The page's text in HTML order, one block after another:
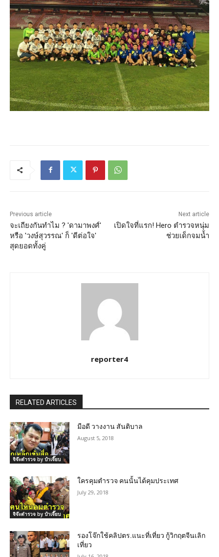
Previous article
จะเถียงกันทำไม ? 'ดามาพงศ์'
หรือ 'วงษ์สุวรรณ' ก็ 'ดีต่อใจ'
สุดยอดทั้งคู่
Next article
เปิดใจที่แรก! Hero ตำรวจหนุ่ม
ช่วยเด็กจมน้ำ
reporter4
RELATED ARTICLES
จิจ๊ะตำรวจ by ป๋าเจี๊ยบ
มือดี วางงาน สันติบาล
August 5, 2018
จิจ๊ะตำรวจ by ป๋าเจี๊ยบ
ใครคุมตำรวจ คนนั้นได้คุมประเทศ
July 29, 2018
รองโจ๊กใช้คลิปตร.แนะที่เที่ยว กู้วิกฤตจีนเลิก
เที่ยว